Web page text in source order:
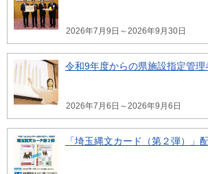
2026年7月9日～2026年9月30日
令和9年度からの県施設指定管理
2026年7月6日～2026年9月6日
「埼玉縄文カード（第２弾）」